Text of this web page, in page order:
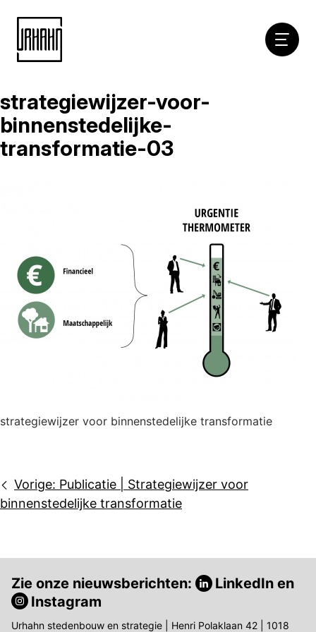
Naar
inhoud
strategiewijzer-voor-
binnenstedelijke-
transformatie-03
strategiewijzer voor binnenstedelijke transformatie
Bericht
navigatie
Vorige: Publicatie | Strategiewijzer voor
binnenstedelijke transformatie
Zie onze nieuwsberichten: LinkedIn en
Instagram
Urhahn stedenbouw en strategie | Henri Polaklaan 42 | 1018